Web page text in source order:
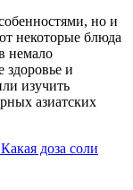
но и
некоторые блюда
немало
здоровье и
изучить
азиатских
Какая доза соли